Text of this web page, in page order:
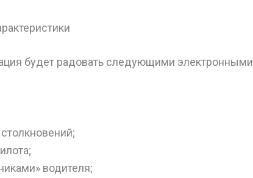
будет радовать следующими электронными
водителя;